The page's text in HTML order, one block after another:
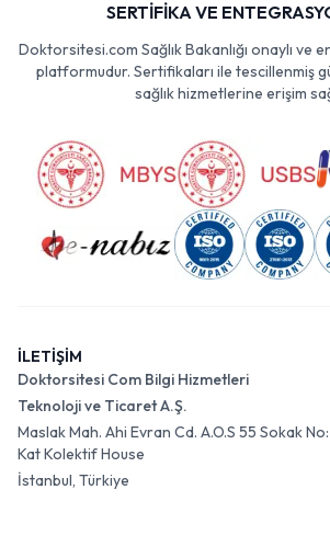
SERTİFİKA VE
Doktorsitesi.com Sağlık Bakanlığı onaylı ve
platformudur. Sertifikaları ile tescillenmiş
sağlık hizmetlerine erişim
İLETİŞİM
Doktorsitesi Com Bilgi Hizmetleri
Teknoloji ve Ticaret A.Ş.
Maslak Mah. Ahi Evran Cd. A.O.S 55 Sokak
Kat Kolektif House
İstanbul, Türkiye